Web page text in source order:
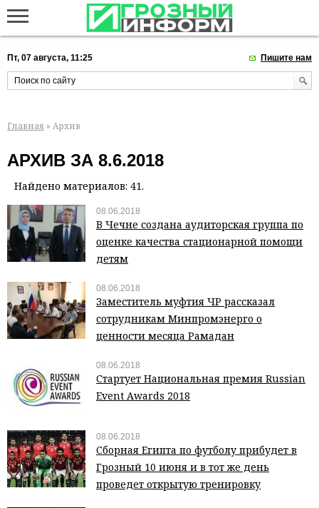
Пт, 07 августа, 11:25 Пишите нам
Главная » Архив
АРХИВ ЗА 8.6.2018
Найдено материалов: 41.
08.06.2018
В Чечне создана аудиторская группа по
оценке качества стационарной помощи
детям
08.06.2018
Заместитель муфтия ЧР рассказал
сотрудникам Минпромэнерго о
ценности месяца Рамадан
08.06.2018
Стартует Национальная премия Russian
Event Awards 2018
08.06.2018
Сборная Египта по футболу прибудет в
Грозный 10 июня и в тот же день
проведет открытую тренировку